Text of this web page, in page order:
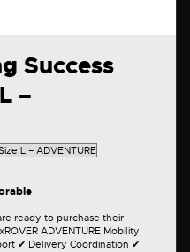
Success
–
✔ Delivery Coordination ✔